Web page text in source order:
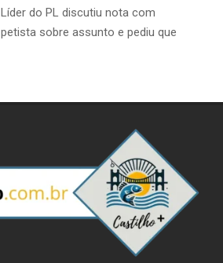
Líder do PL discutiu nota com
petista sobre assunto e pediu que